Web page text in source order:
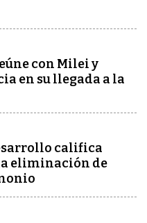
con Milei y
en su llegada a la
califica
eliminación de